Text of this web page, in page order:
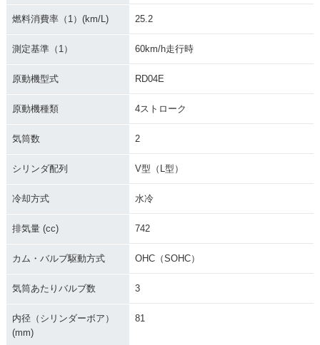
燃料消費率（1）(km/L) 25.2
測定基準（1） 60km/h走行時
原動機型式 RD04E
原動機種類 4ストローク
気筒数 2
シリンダ配列 V型（L型）
冷却方式 水冷
排気量 (cc) 742
カム・バルブ駆動方式 OHC（SOHC）
気筒あたりバルブ数 3
内径（シリンダーボア）
(mm)
81